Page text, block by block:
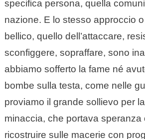
specifica persona, quella
nazione. E lo stesso approccio
bellico, quello dell’attaccare,
sconfiggere, sopraffare, sono
abbiamo sofferto la fame né
bombe sulla testa, come nelle
proviamo il grande sollievo per
minaccia, che portava speranza
ricostruire sulle macerie con